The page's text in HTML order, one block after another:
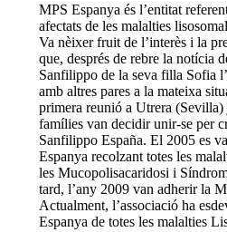
MPS Espanya és l’entitat
afectats de les malalties
Va nèixer fruit de l’interès i la
que, després de rebre la notícia
Sanfilippo de la seva filla Sofia
amb altres pares a la mateixa
primera reunió a Utrera
famílies van decidir unir-se per
Sanfilippo España. El 2005 es
Espanya recolzant totes les
les Mucopolisacaridosi i
tard, l’any 2009 van adherir la
Actualment, l’associació ha
Espanya de totes les malalties